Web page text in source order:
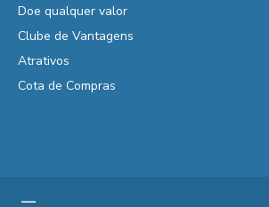
Doe qualquer valor
Clube de Vantagens
Atrativos
Cota de Compras